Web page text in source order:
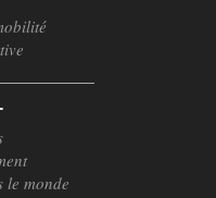
le monde